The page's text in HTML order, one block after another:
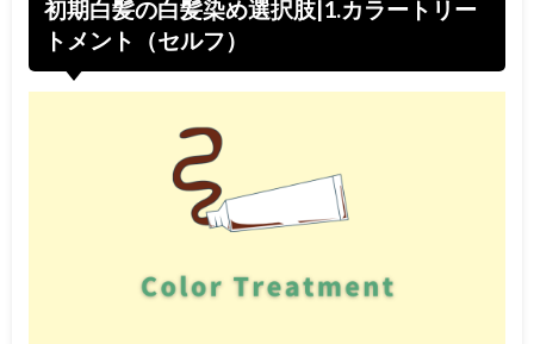
初期白髪の白髪染め選択肢|1.カラートリー
トメント（セルフ）